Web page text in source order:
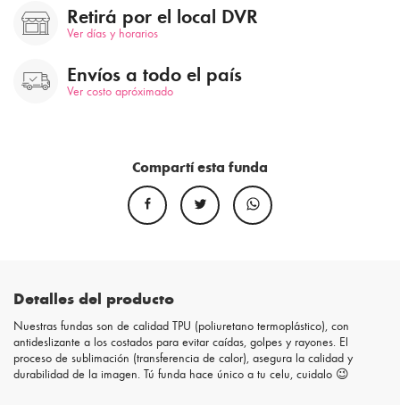
Retirá por el local DVR
Ver días y horarios
Envíos a todo el país
Ver costo apróximado
Compartí esta funda
Detalles del producto
Nuestras fundas son de calidad TPU (poliuretano termoplástico), con
antideslizante a los costados para evitar caídas, golpes y rayones. El
proceso de sublimación (transferencia de calor), asegura la calidad y
durabilidad de la imagen. Tú funda hace único a tu celu, cuidalo 😉